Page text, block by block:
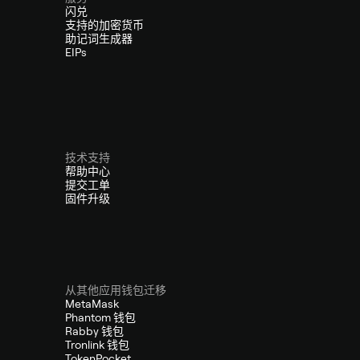
闪兑
支持的加密货币
助记词生成器
EIPs
技术支持
帮助中心
提交工单
固件升级
从其他应用钱包迁移
MetaMask
Phantom 钱包
Rabby 钱包
Tronlink 钱包